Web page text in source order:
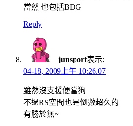
當然 也包括BDG
Reply
junsport表示:
04-18, 2009上午 10:26.07
雖然沒支援便當狗
不過RS空間也是倒數超久的
有勝於無~